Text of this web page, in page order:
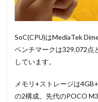
SoC(CPU)はMediaTek
ベンチマークは329,072点
しています。
メモリ+ストレージは
の2構成。先代のPOCO